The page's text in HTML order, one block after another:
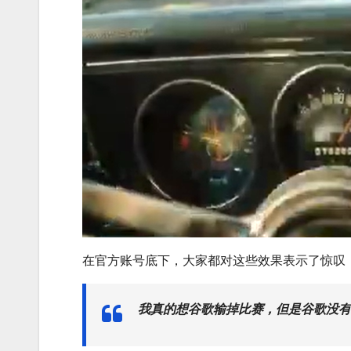
在官方账号底下，大家都对这些效果表示了惊叹
我真的想谷歌输掉比赛，但是谷歌没